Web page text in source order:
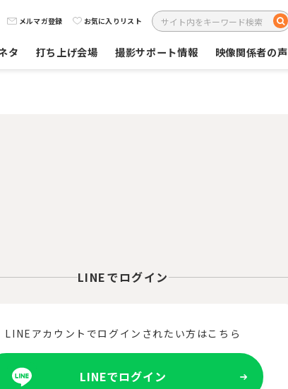
メルマガ登録 お気に入りリスト
タ 打ち上げ会場 撮影サポート情報 映像関係者の声
LINEでログイン
LINEアカウントでログインされたい方はこちら
LINEでログイン